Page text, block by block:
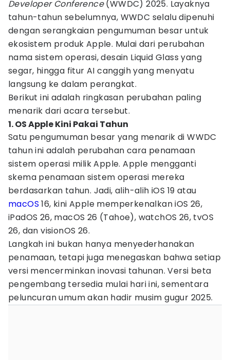
Developer Conference(WWDC) 2025. Layaknya
tahun-tahun sebelumnya, WWDC selalu dipenuhi
dengan serangkaian pengumuman besar untuk
ekosistem produk Apple. Mulai dari perubahan
nama sistem operasi, desain Liquid Glass yang
segar, hingga fitur AI canggih yang menyatu
langsung ke dalam perangkat.
Berikut ini adalah ringkasan perubahan paling
menarik dari acara tersebut.
1. OS Apple Kini Pakai Tahun
Satu pengumuman besar yang menarik di WWDC
tahun ini adalah perubahan cara penamaan
sistem operasi milik Apple. Apple mengganti
skema penamaan sistem operasi mereka
berdasarkan tahun. Jadi, alih-alih iOS 19 atau
macOS 16, kini Apple memperkenalkan iOS 26,
iPadOS 26, macOS 26 (Tahoe), watchOS 26, tvOS
26, dan visionOS 26.
Langkah ini bukan hanya menyederhanakan
penamaan, tetapi juga menegaskan bahwa setiap
versi mencerminkan inovasi tahunan. Versi beta
pengembang tersedia mulai hari ini, sementara
peluncuran umum akan hadir musim gugur 2025.